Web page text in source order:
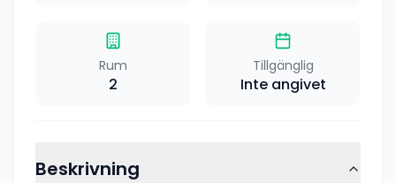
Rum
2
Tillgänglig
Inte angivet
Beskrivning